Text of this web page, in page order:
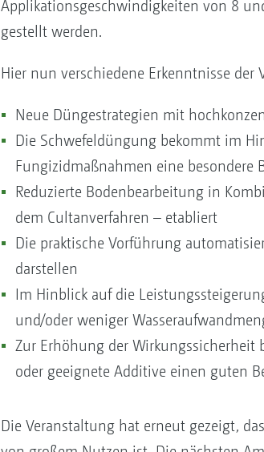
Applikationsgeschwindigkeiten von 8
gestellt werden.
Hier nun verschiedene Erkenntnisse
Neue Düngestrategien mit
Die Schwefeldüngung bekommt im
Fungizidmaßnahmen eine besondere
Reduzierte Bodenbearbeitung in
dem Cultanverfahren – etabliert
Die praktische Vorführung
darstellen
Im Hinblick auf die
und/oder weniger
Zur Erhöhung der Wirkungssicherheit
oder geeignete Additive einen guten
Die Veranstaltung hat erneut gezeigt,